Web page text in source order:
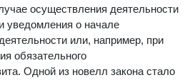
осуществления деятельности
уведомления о начале
или, например, при
обязательного
Одной из новелл закона стало